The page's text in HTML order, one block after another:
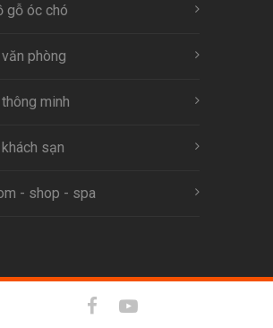
gỗ óc chó
phòng
minh
sạn
- shop - spa